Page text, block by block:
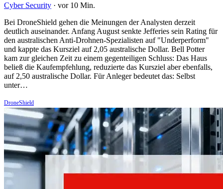
Cyber Security · vor 10 Min.
Bei DroneShield gehen die Meinungen der Analysten derzeit
deutlich auseinander. Anfang August senkte Jefferies sein Rating für
den australischen Anti-Drohnen-Spezialisten auf "Underperform"
und kappte das Kursziel auf 2,05 australische Dollar. Bell Potter
kam zur gleichen Zeit zu einem gegenteiligen Schluss: Das Haus
beließ die Kaufempfehlung, reduzierte das Kursziel aber ebenfalls,
auf 2,50 australische Dollar. Für Anleger bedeutet das: Selbst
unter…
DroneShield